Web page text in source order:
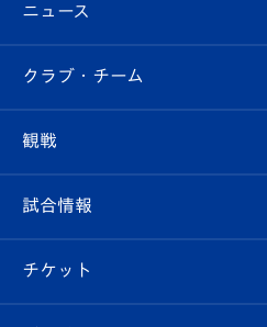
ニュース
すべて
クラブ
試合情報
クラブ・チーム
クラブ概要
エンブレム紹介
観戦
観戦ルール
はじめての観戦ガイド
試合情報
試合日程/結果
チケット